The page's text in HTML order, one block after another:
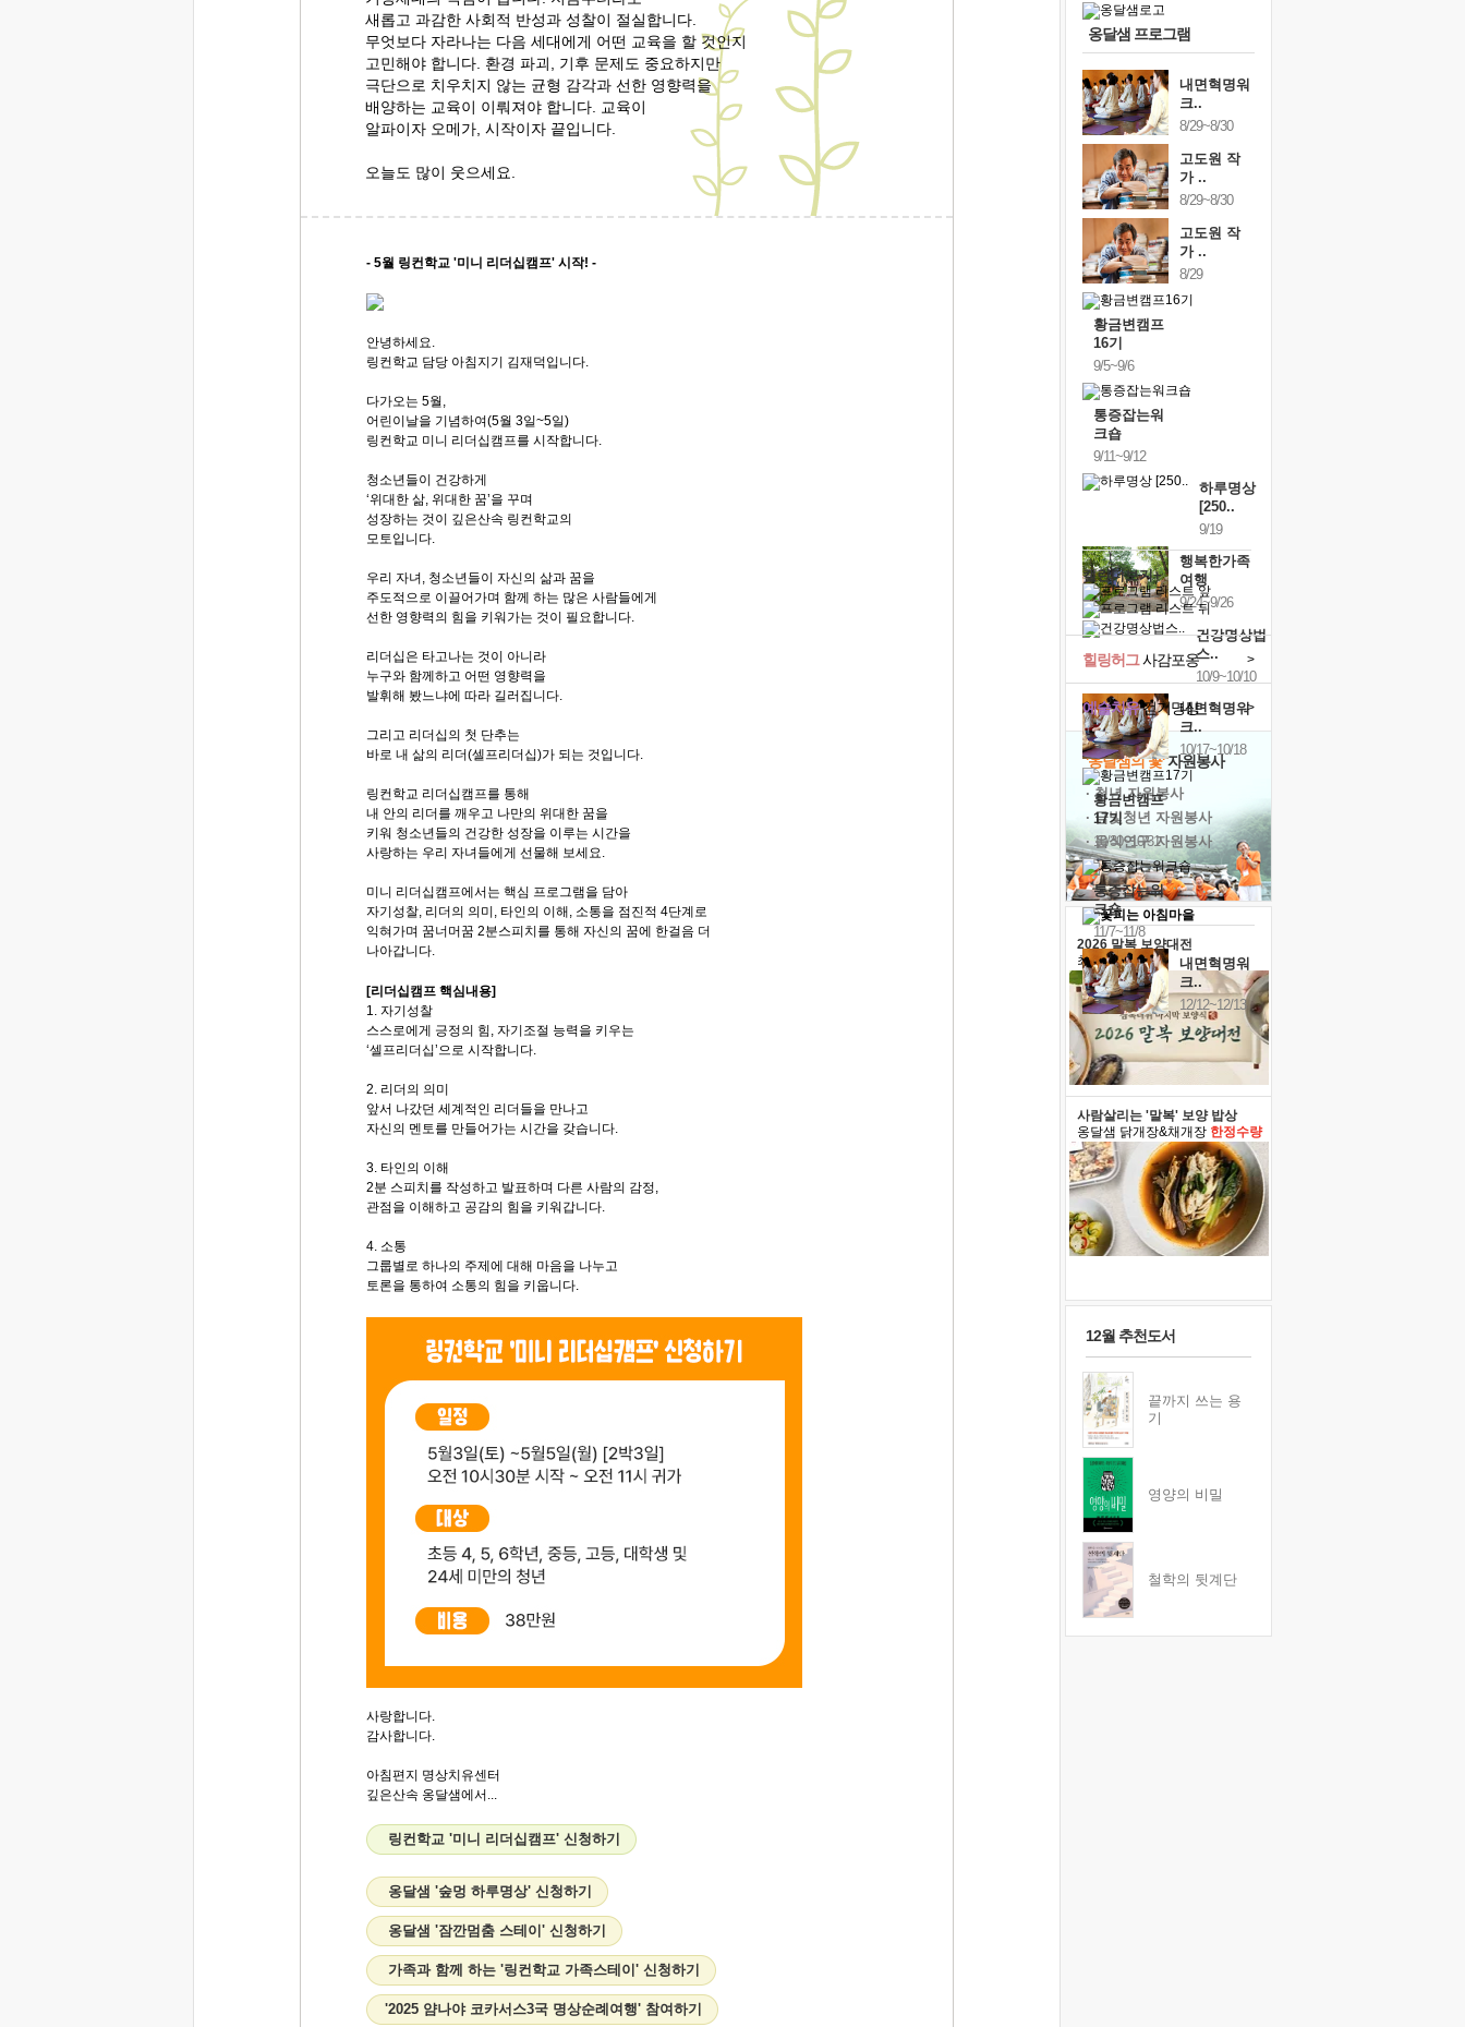
새롭고 과감한 사회적 반성과 성찰이 절실합니다.
무엇보다 자라나는 다음 세대에게 어떤 교육을 할 것인지
고민해야 합니다. 환경 파괴, 기후 문제도 중요하지만
극단으로 치우치지 않는 균형 감각과 선한 영향력을
배양하는 교육이 이뤄져야 합니다. 교육이
알파이자 오메가, 시작이자 끝입니다.
오늘도 많이 웃으세요.
- 5월 링컨학교 '미니 리더십캠프' 시작! -
안녕하세요.
링컨학교 담당 아침지기 김재덕입니다.
다가오는 5월,
어린이날을 기념하여(5월 3일~5일)
링컨학교 미니 리더십캠프를 시작합니다.
청소년들이 건강하게
‘위대한 삶, 위대한 꿈’을 꾸며
성장하는 것이 깊은산속 링컨학교의
모토입니다.
우리 자녀, 청소년들이 자신의 삶과 꿈을
주도적으로 이끌어가며 함께 하는 많은 사람들에게
선한 영향력의 힘을 키워가는 것이 필요합니다.
리더십은 타고나는 것이 아니라
누구와 함께하고 어떤 영향력을
발휘해 봤느냐에 따라 길러집니다.
그리고 리더십의 첫 단추는
바로 내 삶의 리더(셀프리더십)가 되는 것입니다.
링컨학교 리더십캠프를 통해
내 안의 리더를 깨우고 나만의 위대한 꿈을
키워 청소년들의 건강한 성장을 이루는 시간을
사랑하는 우리 자녀들에게 선물해 보세요.
미니 리더십캠프에서는 핵심 프로그램을 담아
자기성찰, 리더의 의미, 타인의 이해, 소통을 점진적 4단계로
익혀가며 꿈너머꿈 2분스피치를 통해 자신의 꿈에 한걸음 더
나아갑니다.
[리더십캠프 핵심내용]
1. 자기성찰
스스로에게 긍정의 힘, 자기조절 능력을 키우는
‘셀프리더십’으로 시작합니다.
2. 리더의 의미
앞서 나갔던 세계적인 리더들을 만나고
자신의 멘토를 만들어가는 시간을 갖습니다.
3. 타인의 이해
2분 스피치를 작성하고 발표하며 다른 사람의 감정,
관점을 이해하고 공감의 힘을 키워갑니다.
4. 소통
그룹별로 하나의 주제에 대해 마음을 나누고
토론을 통하여 소통의 힘을 키웁니다.
사랑합니다.
감사합니다.
아침편지 명상치유센터
깊은산속 옹달샘에서...
링컨학교 '미니 리더십캠프' 신청하기
옹달샘 '숲멍 하루명상' 신청하기
옹달샘 '잠깐멈춤 스테이' 신청하기
가족과 함께 하는 '링컨학교 가족스테이' 신청하기
'2025 얌나야 코카서스3국 명상순례여행' 참여하기
못된 꼰대들
너무 황홀한 꽃들이여!
옹달샘 프로그램
내면혁명워
크..
8/29~8/30
고도원 작
가 ..
8/29~8/30
고도원 작
가 ..
8/29
황금변캠프
16기
9/5~9/6
통증잡는워
크숍
9/11~9/12
하루명상
[250..
9/19
행복한가족
여행
9/24~9/26
건강명상법
스..
10/9~10/10
내면혁명워
크..
10/17~10/18
황금변캠프
17기
10/30~10/31
통증잡는워
크숍
11/7~11/8
내면혁명워
크..
12/12~12/13
캘린더보기+
예술치유걷기명상 >
힐링허그사감포옹 >
'옹달샘의 꽃'자원봉사
· 청년 자원봉사
· 금빛청년 자원봉사
· 음식연구 자원봉사
2026 말복 보양대전
최대74%할인
사람살리는 '말복' 보양 밥상
옹달샘 닭개장&채개장 한정수량
12월 추천도서
끝까지 쓰는 용
기
영양의 비밀
철학의 뒷계단